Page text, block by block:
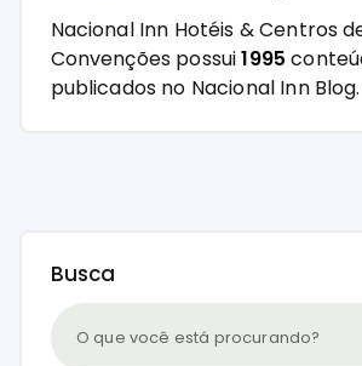
Nacional Inn Hotéis & Centros
Convenções possui1995
publicados no Nacional Inn Blog.
Busca